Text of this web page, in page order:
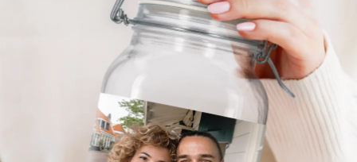
4,6 (baserat på +15 000 recensioner)
Våra gåvor inspirerar. Kunder ger oss 4,6 på Google
Gratis hälsning